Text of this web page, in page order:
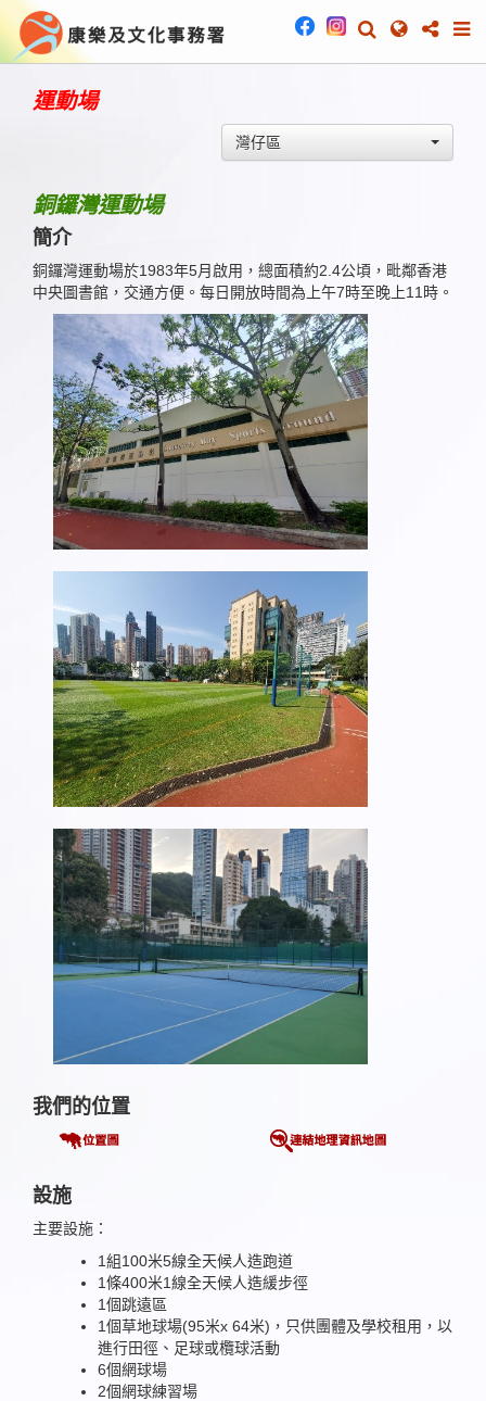
運動場
灣仔區
銅鑼灣運動場
簡介
銅鑼灣運動場於1983年5月啟用，總面積約2.4公頃，毗鄰香港
中央圖書館，交通方便。每日開放時間為上午7時至晚上11時。
我們的位置
設施
主要設施：
1組100米5線全天候人造跑道
1條400米1線全天候人造緩步徑
1個跳遠區
1個草地球場(95米x 64米)，只供團體及學校租用，以
進行田徑、足球或欖球活動
6個網球場
2個網球練習場